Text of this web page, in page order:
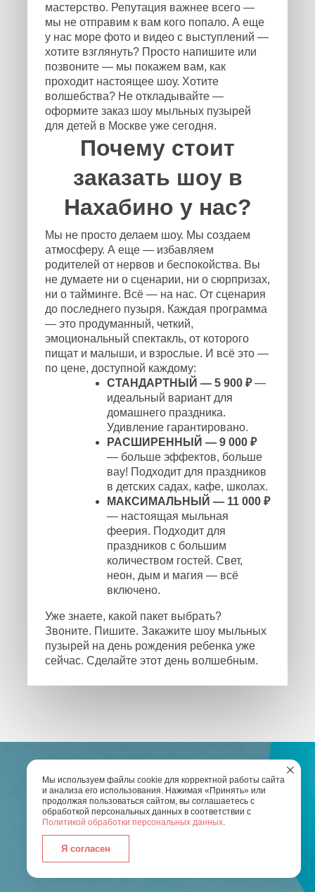
мастерство. Репутация важнее всего —
мы не отправим к вам кого попало. А еще
у нас море фото и видео с выступлений —
хотите взглянуть? Просто напишите или
позвоните — мы покажем вам, как
проходит настоящее шоу. Хотите
волшебства? Не откладывайте —
оформите заказ шоу мыльных пузырей
для детей в Москве уже сегодня.
Почему стоит
заказать шоу в
Нахабино у нас?
Мы не просто делаем шоу. Мы создаем
атмосферу. А еще — избавляем
родителей от нервов и беспокойства. Вы
не думаете ни о сценарии, ни о сюрпризах,
ни о тайминге. Всё — на нас. От сценария
до последнего пузыря. Каждая программа
— это продуманный, четкий,
эмоциональный спектакль, от которого
пищат и малыши, и взрослые. И всё это —
по цене, доступной каждому:
СТАНДАРТНЫЙ — 5 900 ₽—
идеальный вариант для
домашнего праздника.
Удивление гарантировано.
РАСШИРЕННЫЙ — 9 000 ₽
— больше эффектов, больше
вау! Подходит для праздников
в детских садах, кафе, школах.
МАКСИМАЛЬНЫЙ — 11 000 ₽
— настоящая мыльная
феерия. Подходит для
праздников с большим
количеством гостей. Свет,
неон, дым и магия — всё
включено.
Уже знаете, какой пакет выбрать?
Звоните. Пишите. Закажите шоу мыльных
пузырей на день рождения ребенка уже
сейчас. Сделайте этот день волшебным.
ОСТАЛИСЬ ВОПРОСЫ?
Мы используем файлы cookie для корректной работы сайта
и анализа его использования. Нажимая «Принять» или
продолжая пользоваться сайтом, вы соглашаетесь с
обработкой персональных данных в соответствии с
Политикой обработки персональных данных.
Я согласен